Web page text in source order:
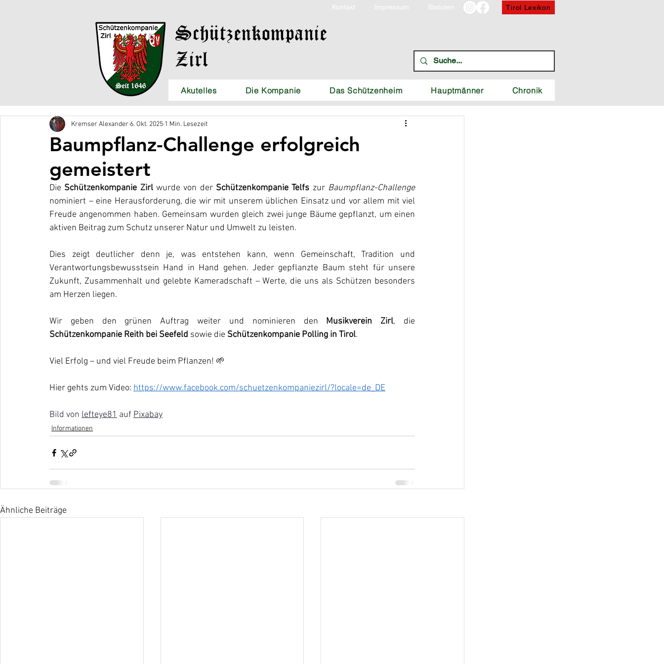
Kontakt Impressum Statuten Tirol Lexikon
Schützenkompanie
Zirl
Akutelles Die Kompanie Das Schützenheim Hauptmänner Chronik
Baumpflanz-Challenge erfolgreich
gemeistert
Kremser Alexander 6. Okt. 2025 1 Min. Lesezeit
Die Schützenkompanie Zirl wurde von der Schützenkompanie Telfs zur Baumpflanz-Challenge
nominiert – eine Herausforderung, die wir mit unserem üblichen Einsatz und vor allem mit viel
Freude angenommen haben. Gemeinsam wurden gleich zwei junge Bäume gepflanzt, um einen
aktiven Beitrag zum Schutz unserer Natur und Umwelt zu leisten.
Dies zeigt deutlicher denn je, was entstehen kann, wenn Gemeinschaft, Tradition und
Verantwortungsbewusstsein Hand in Hand gehen. Jeder gepflanzte Baum steht für unsere
Zukunft, Zusammenhalt und gelebte Kameradschaft – Werte, die uns als Schützen besonders
am Herzen liegen.
Wir geben den grünen Auftrag weiter und nominieren den Musikverein Zirl
Schützenkompanie Reith bei Seefeld sowie die Schützenkompanie Polling in Tirol.
Viel Erfolg – und viel Freude beim Pflanzen! 🌱
Hier gehts zum Video: https://www.facebook.com/schuetzenkompaniezirl/?locale=de_DE
Bild von lefteye81 auf Pixabay
Informationen
Ähnliche Beiträge